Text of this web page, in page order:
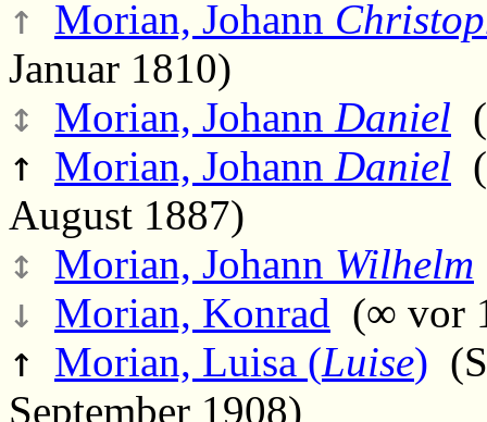
↑ Morian, Johann
Januar 1810)
↕ Morian, Johann Daniel
↑ Morian, Johann Daniel
August 1887)
↕ Morian, Johann Wilhelm
↓ Morian, Konrad (∞ vor
↑ Morian, Luisa (Luise)
September 1908)